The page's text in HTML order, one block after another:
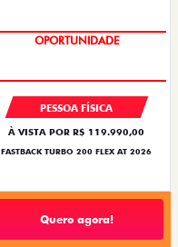
OPORTUNIDADE
PESSOA FÍSICA
À VISTA POR R$ 119.990,00
FASTBACK TURBO 200 FLEX AT 2026
Quero agora!